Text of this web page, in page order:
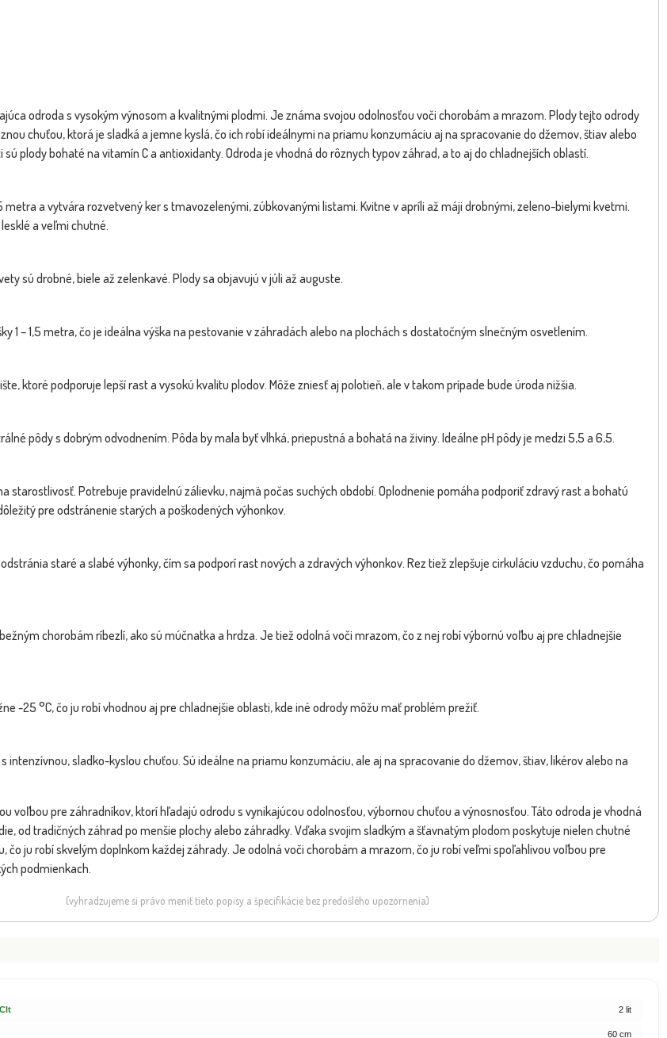
-
odroda s vysokým výnosom a kvalitnými plodmi. Je známa svojou odolnosťou voči chorobám a mrazom. Plody tejto odrody
chuťou, ktorá je sladká a jemne kyslá, čo ich robí ideálnymi na priamu konzumáciu aj na spracovanie do džemov, štiav alebo
sú plody bohaté na vitamín C a antioxidanty. Odroda je vhodná do rôznych typov záhrad, a to aj do chladnejších oblastí.
metra a vytvára rozvetvený ker s tmavozelenými, zúbkovanými listami. Kvitne v apríli až máji drobnými, zeleno-bielymi kvetmi.
a veľmi chutné.
sú drobné, biele až zelenkavé. Plody sa objavujú v júli až auguste.
1 – 1,5 metra, čo je ideálna výška na pestovanie v záhradách alebo na plochách s dostatočným slnečným osvetlením.
ktoré podporuje lepší rast a vysokú kvalitu plodov. Môže zniesť aj polotieň, ale v takom prípade bude úroda nižšia.
pôdy s dobrým odvodnením. Pôda by mala byť vlhká, priepustná a bohatá na živiny. Ideálne pH pôdy je medzi 5,5 a 6,5.
starostlivosť. Potrebuje pravidelnú zálievku, najmä počas suchých období. Oplodnenie pomáha podporiť zdravý rast a bohatú
pre odstránenie starých a poškodených výhonkov.
staré a slabé výhonky, čím sa podporí rast nových a zdravých výhonkov. Rez tiež zlepšuje cirkuláciu vzduchu, čo pomáha
chorobám ríbezlí, ako sú múčnatka a hrdza. Je tiež odolná voči mrazom, čo z nej robí výbornú voľbu aj pre chladnejšie
-25 °C, čo ju robí vhodnou aj pre chladnejšie oblasti, kde iné odrody môžu mať problém prežiť.
intenzívnou, sladko-kyslou chuťou. Sú ideálne na priamu konzumáciu, ale aj na spracovanie do džemov, štiav, likérov alebo na
voľbou pre záhradníkov, ktorí hľadajú odrodu s vynikajúcou odolnosťou, výbornou chuťou a výnosnosťou. Táto odroda je vhodná
od tradičných záhrad po menšie plochy alebo záhradky. Vďaka svojim sladkým a šťavnatým plodom poskytuje nielen chutné
čo ju robí skvelým doplnkom každej záhrady. Je odolná voči chorobám a mrazom, čo ju robí veľmi spoľahlivou voľbou pre
podmienkach.
(vyhradzujeme si právo meniť tieto popisy a špecifikácie bez predošlého upozornenia)
2 lit
60 cm